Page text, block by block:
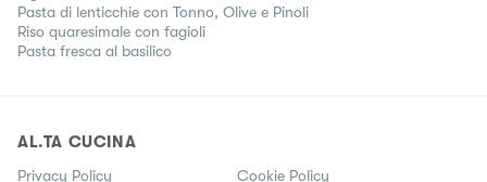
Pasta di lenticchie con Tonno, Olive e Pinoli
Riso quaresimale con fagioli
Pasta fresca al basilico
AL.TA CUCINA
Privacy Policy Cookie Policy